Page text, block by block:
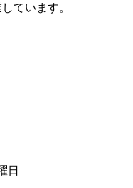
ています。
日